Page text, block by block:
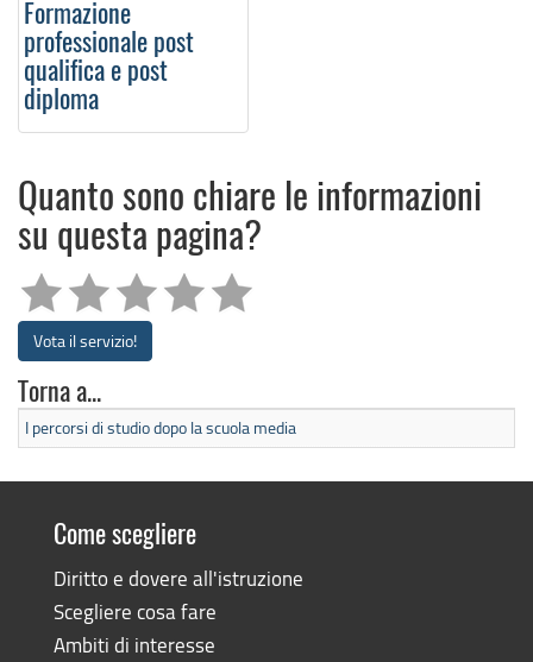
Formazione
professionale post
qualifica e post
diploma
Quanto sono chiare le informazioni
su questa pagina?
Vota il servizio!
Torna a...
I percorsi di studio dopo la scuola media
Come scegliere
Diritto e dovere all'istruzione
Scegliere cosa fare
Ambiti di interesse